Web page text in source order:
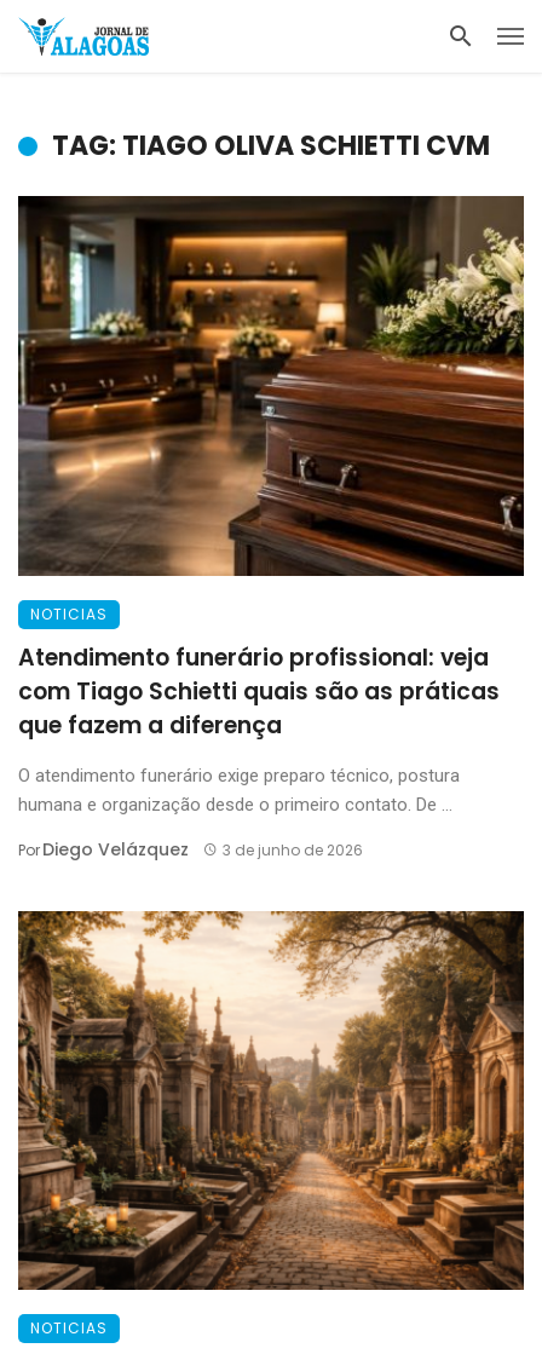
TAG: TIAGO OLIVA SCHIETTI CVM
NOTICIAS
Atendimento funerário profissional: veja
com Tiago Schietti quais são as práticas
que fazem a diferença
O atendimento funerário exige preparo técnico, postura
humana e organização desde o primeiro contato. De ...
PorDiego Velázquez 3 de junho de 2026
NOTICIAS